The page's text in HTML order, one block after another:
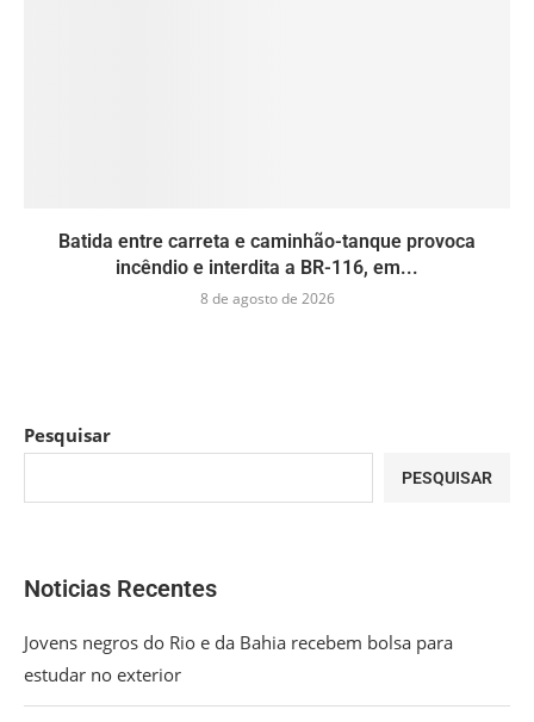
Batida entre carreta e caminhão-tanque provoca
incêndio e interdita a BR-116, em...
8 de agosto de 2026
Pesquisar
PESQUISAR
Noticias Recentes
Jovens negros do Rio e da Bahia recebem bolsa para
estudar no exterior